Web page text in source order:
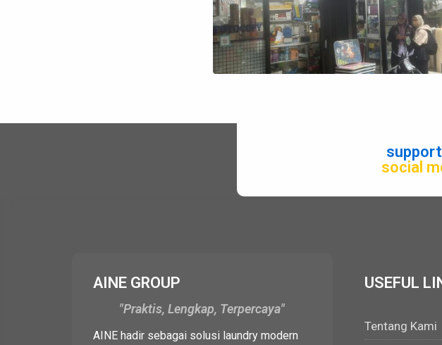
social
AINE GROUP
Praktis, Lengkap, Terpercaya
AINE hadir sebagai solusi laundry modern
USEFUL
Tentang Kami